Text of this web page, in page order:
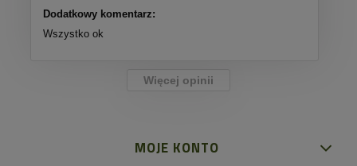
Dodatkowy komentarz:
Wszystko ok
Więcej opinii
MOJE KONTO